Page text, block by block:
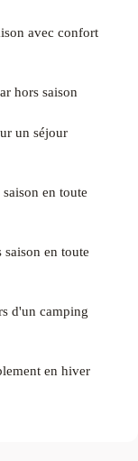
avec confort
hors saison
un séjour
en toute
en toute
d'un camping
en hiver